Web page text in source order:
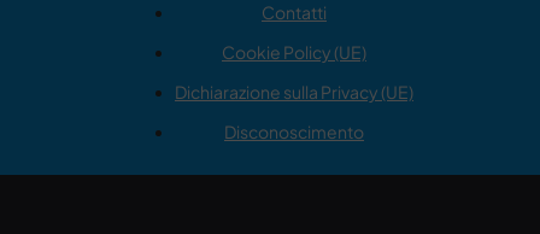
Contatti
Cookie Policy (UE)
Dichiarazione sulla Privacy (UE)
Disconoscimento